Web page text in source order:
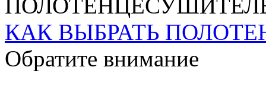
КАК ВЫБРАТЬ
Обратите внимание